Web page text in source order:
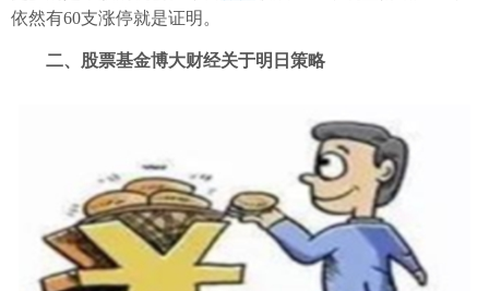
依然有60支涨停就是证明。
二、股票基金博大财经关于明日策略